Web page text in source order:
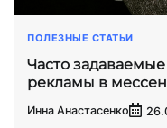
ПОЛЕЗНЫЕ СТАТЬИ
Часто
рекламы в
Инна Анастасенко